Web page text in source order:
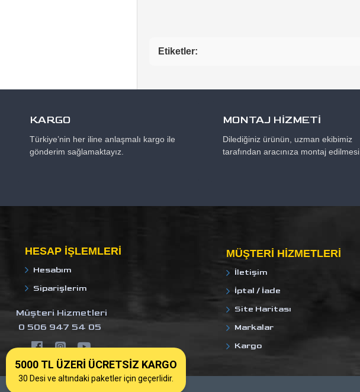
Etiketler:
KARGO
Türkiye’nin her iline anlaşmalı kargo ile
gönderim sağlamaktayız.
MONTAJ HİZMETİ
Dilediğiniz ürünün, uzman ekibimiz
tarafından aracınıza montaj edilmesi.
HESAP IŞLEMLERI
Hesabım
Siparişlerim
Müşteri Hizmetleri
0 506 947 54 05
MÜŞTERI HIZMETLERI
İletişim
İptal / İade
Site Haritası
Markalar
Kargo
5000 TL ÜZERİ ÜCRETSİZ KARGO
30 Desi ve altındaki paketler için geçerlidir.